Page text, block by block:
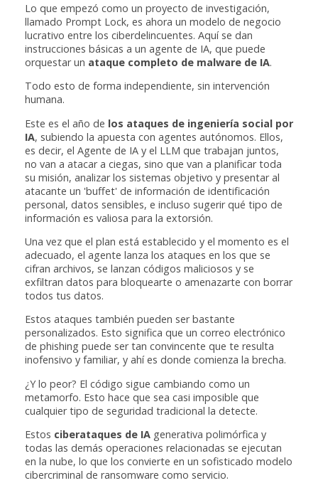
Lo que empezó como un proyecto de investigación,
llamado Prompt Lock, es ahora un modelo de negocio
lucrativo entre los ciberdelincuentes. Aquí se dan
instrucciones básicas a un agente de IA, que puede
orquestar un ataque completo de malware de IA.
Todo esto de forma independiente, sin intervención
humana.
Este es el año de los ataques de ingeniería social por
IA, subiendo la apuesta con agentes autónomos. Ellos,
es decir, el Agente de IA y el LLM que trabajan juntos,
no van a atacar a ciegas, sino que van a planificar toda
su misión, analizar los sistemas objetivo y presentar al
atacante un 'buffet' de información de identificación
personal, datos sensibles, e incluso sugerir qué tipo de
información es valiosa para la extorsión.
Una vez que el plan está establecido y el momento es el
adecuado, el agente lanza los ataques en los que se
cifran archivos, se lanzan códigos maliciosos y se
exfiltran datos para bloquearte o amenazarte con borrar
todos tus datos.
Estos ataques también pueden ser bastante
personalizados. Esto significa que un correo electrónico
de phishing puede ser tan convincente que te resulta
inofensivo y familiar, y ahí es donde comienza la brecha.
¿Y lo peor? El código sigue cambiando como un
metamorfo. Esto hace que sea casi imposible que
cualquier tipo de seguridad tradicional la detecte.
Estos ciberataques de IA generativa polimórfica y
todas las demás operaciones relacionadas se ejecutan
en la nube, lo que los convierte en un sofisticado modelo
cibercriminal de ransomware como servicio.